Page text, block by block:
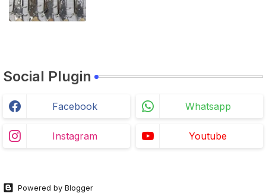
Social Plugin
Facebook Whatsapp
Instagram Youtube
Powered by Blogger